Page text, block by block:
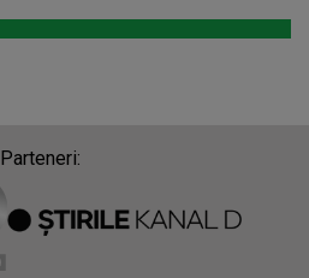
Parteneri: